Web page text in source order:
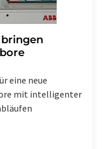
eine neue
mit intelligenter